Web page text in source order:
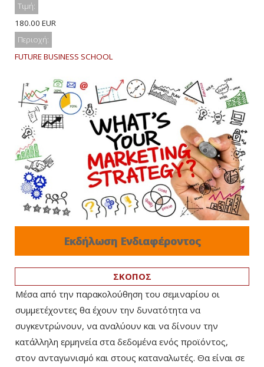
Τιμή:
180.00 EUR
Περιοχή:
FUTURE BUSINESS SCHOOL
Εκδήλωση Ενδιαφέροντος
ΣΚΟΠΟΣ
Μέσα από την παρακολούθηση του σεμιναρίου οι
συμμετέχοντες θα έχουν την δυνατότητα να
συγκεντρώνουν, να αναλύουν και να δίνουν την
κατάλληλη ερμηνεία στα δεδομένα ενός προϊόντος,
στον ανταγωνισμό και στους καταναλωτές. Θα είναι σε